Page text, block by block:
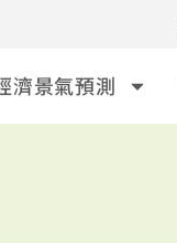
濟景氣預測